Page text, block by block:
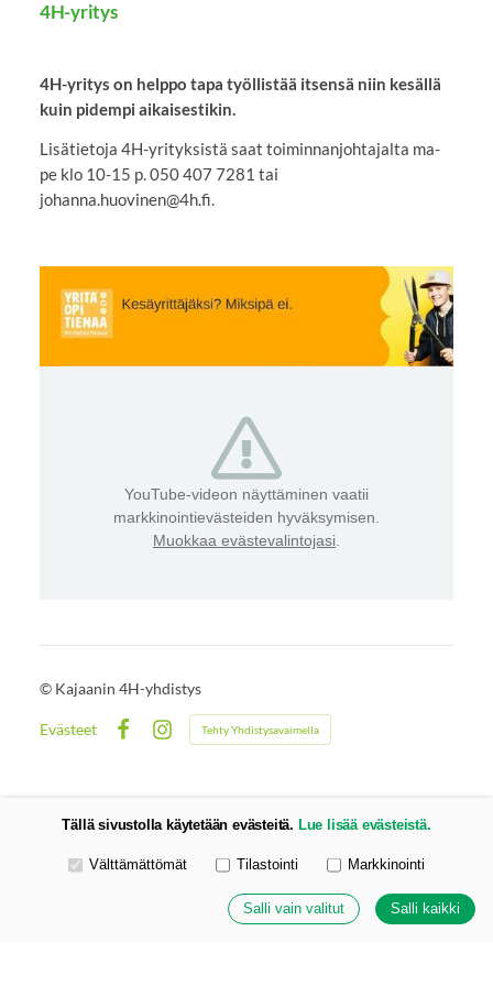
YouTube-videon näyttäminen vaatii
markkinointievästeiden hyväksymisen.
Muokkaa evästevalintojasi.
4H-yritys
4H-yritys on helppo tapa työllistää itsensä niin kesällä
kuin pidempi aikaisestikin.
Lisätietoja 4H-yrityksistä saat toiminnanjohtajalta ma-
pe klo 10-15 p. 050 407 7281 tai
johanna.huovinen@4h.fi.
© Kajaanin 4H-yhdistys
Evästeet
Instagram
Tehty Yhdistysavaimella
Tällä sivustolla käytetään evästeitä. Lue lisää evästeistä.
Valitse käytettävät evästeet
Välttämättömät Tilastointi Markkinointi
Salli vain valitut Salli kaikki